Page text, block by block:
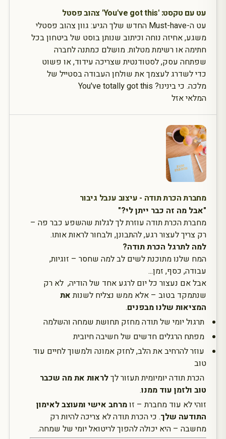
עט עם טקסט: 'You've got this' צהוב פסטל
עט ה-Must-have החדש שלך הגיע: גוון צהוב פסטלי
משגע, אחיזה נוחה וכיתוב שנותן בוסט של ביטחון בכל
חתימה או רשימת מטלות. מושלם כמתנה לחברה
שפתחה עסק, לסטודנטית שצריכה עידוד, או פשוט
כדי לשדרג לעצמך את שולחן העבודה בסטייל של
מלכה. כי בינינו?You've totally got this
המלאי אזל
מחברת הכרת תודה - עיצוב ענבל גיבור
"אבל מה זה כבר ייתן לי?"
מחברת הכרת תודה עוזרת לך לגלות שהשפע כבר פה –
רק צריך לעצור רגע, להתבונן, ולבחור לראות אותו.
למה לתרגל הכרת תודה?
המח שלנו מתוכנת לשים לב למה שחסר – זוגיות,
עבודה, כסף, זמן...
אבל אם נעצור כל יום לרגע אחד של הודיה, לא רק
שנתמקד בטוב – אלא ממש נצליח לשנותאת
המציאות שלנו מבפנים.
תרגול יומי של תודה מחזק תחושת שמחה והשלמה
מפתח הרגלים חדשים של חשיבה חיובית
עוזר להרחיב את הלב, לחזק אמונה ולמשוך לחיים עוד
טוב
הכרת תודה יומיומית תעזור לךלראות את מה שכבר
טוב ולזמן עוד ממנו.
זוהי לא עוד מחברת – זומרחב אישי ומעוצב לאימון
התודעה שלך. כי הכרת תודה לא צריכה להיות רק
מחשבה – היא יכולה להפוך לריטואל יומי של שמחה.